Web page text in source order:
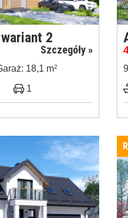
2
Szczegóły »
18,1 m2
1